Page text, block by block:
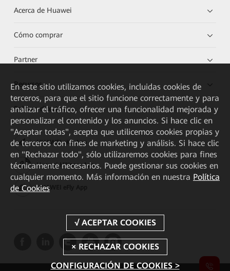
Acerca de Huawei
Cómo comprar
Partner
Recursos
Enlaces directos
HUAWEI eKit App
Huawei HiKnow App
HUAWEI eFly App
En este sitio utilizamos cookies, incluidas cookies de
terceros, para que el sitio funcione correctamente y para
analizar el tráfico, ofrecer una funcionalidad mejorada y
personalizar el contenido y los anuncios. Si hace clic en
"Aceptar todas", acepta que utilicemos cookies propias y
de terceros con fines de marketing y análisis. Si hace clic
en "Rechazar todo", sólo utilizaremos cookies para fines
técnicamente necesarios. Puede gestionar sus cookies en
cualquier momento. Más información en nuestra Política
de Cookies
CONFIGURACIÓN DE COOKIES >